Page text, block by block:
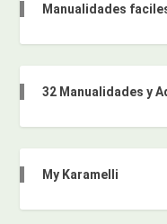
Manualidades
32 Manualidades y
My Karamelli